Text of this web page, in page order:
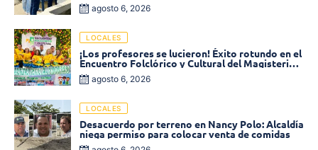
agosto 6, 2026
LOCALES
¡Los profesores se lucieron! Éxito rotundo en el
Encuentro Folclórico y Cultural del Magisterio
2026 en Ciénaga
agosto 6, 2026
LOCALES
Desacuerdo por terreno en Nancy Polo: Alcaldía
niega permiso para colocar venta de comidas